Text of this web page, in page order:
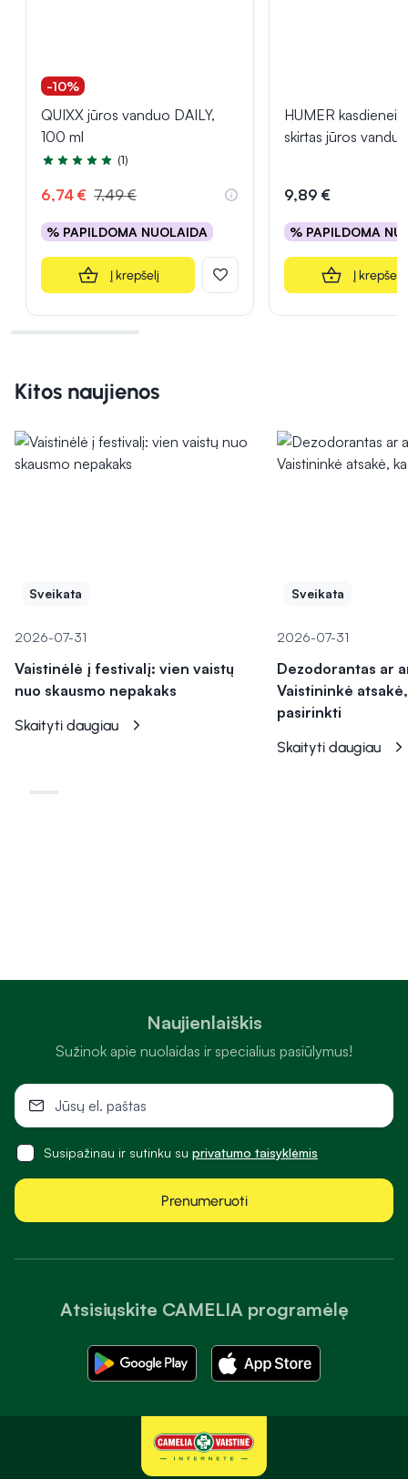
-10%
QUIXX jūros vanduo DAILY,
100 ml
Įvertinimas 5.0 iš 5
(1)
6,74 € 7,49 €
% PAPILDOMA NUOLAIDA
Į krepšelį
HUMER kasdienei
skirtas jūros
9,89 €
% PAPILDOMA
Į krepšelį
Kitos naujienos
Sveikata
2026-07-31
Vaistinėlė į festivalį: vien vaistų
nuo skausmo nepakaks
Skaityti daugiau
Sveikata
2026-07-31
Dezodorantas ar
Vaistininkė
pasirinkti
Skaityti daugiau
Atsisiųskite CAMELIA programėlę
Naujienlaiškis
Sužinok apie nuolaidas ir specialius pasiūlymus!
Susipažinau ir sutinku su privatumo taisyklėmis
Prenumeruoti